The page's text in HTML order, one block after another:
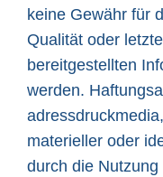
keine Gewähr für
Qualität oder
bereitgestellten
werden.
materieller oder
durch die